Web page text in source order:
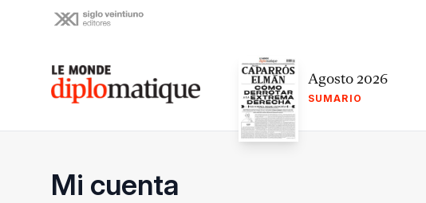
Le monde diplomatique Agosto 2026
SUMARIO
Mi cuenta